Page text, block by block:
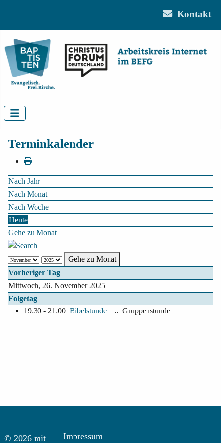
Kontakt
Terminkalender
Nach Jahr
Nach Monat
Nach Woche
Heute
Gehe zu Monat
Gehe zu Monat
Vorheriger Tag
Mittwoch, 26. November 2025
Folgetag
19:30 - 21:00 Bibelstunde :: Gruppenstunde
© 2026 mit Impressum